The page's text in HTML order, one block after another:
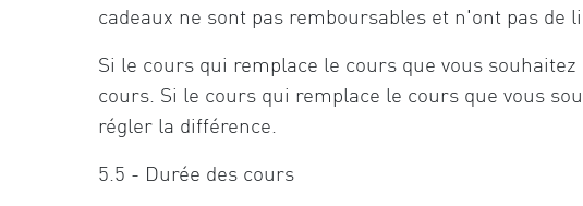
cadeaux ne sont pas remboursables et n'ont pas de
Si le cours qui remplace le cours que vous
cours. Si le cours qui remplace le cours que vous
régler la différence.
5.5 - Durée des cours